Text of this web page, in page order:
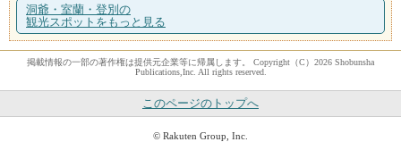
洞爺・室蘭・登別の
観光スポットをもっと見る
掲載情報の一部の著作権は提供元企業等に帰属します。 Copyright（C）2026 Shobunsha
Publications,Inc. All rights reserved.
このページのトップへ
© Rakuten Group, Inc.